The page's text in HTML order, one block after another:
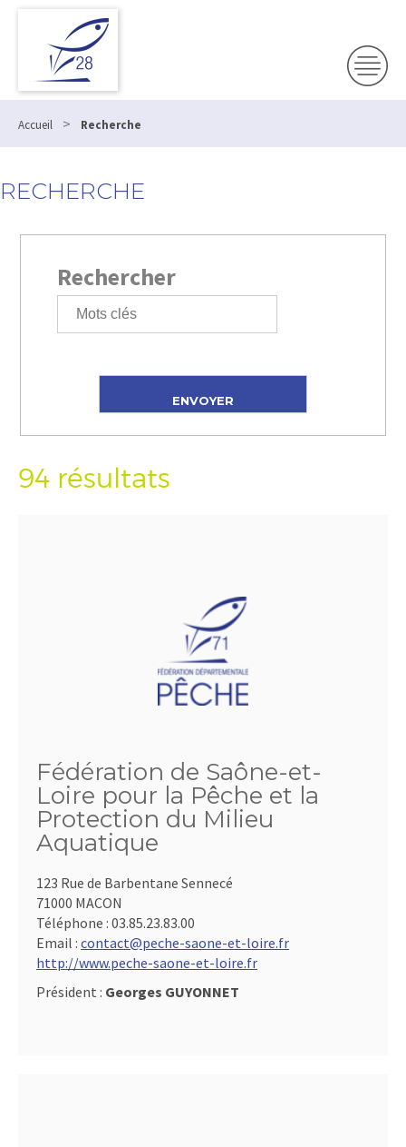
Accueil > Recherche
RECHERCHE
Rechercher
94 résultats
Fédération de Saône-et-
Loire pour la Pêche et la
Protection du Milieu
Aquatique
123 Rue de Barbentane Sennecé
71000 MACON
Téléphone : 03.85.23.83.00
Email : contact@peche-saone-et-loire.fr
http://www.peche-saone-et-loire.fr
Président : Georges GUYONNET